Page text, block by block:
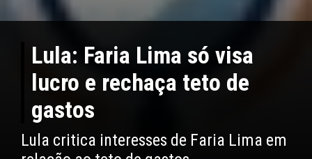
Lula: Faria Lima só visa
lucro e rechaça teto de
gastos
Lula critica interesses de Faria Lima em